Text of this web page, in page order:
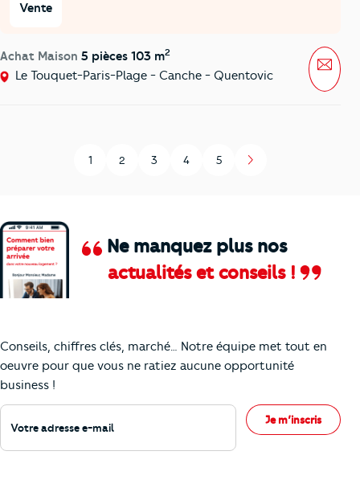
Vente
Achat Maison 5 pièces 103 m2
Le Touquet-Paris-Plage - Canche - Quentovic
Page
1
Page
2
Page
3
Page
4
Page
5
Ne manquez plus nos
actualités et conseils !
Conseils, chiffres clés, marché… Notre équipe met tout en
oeuvre pour que vous ne ratiez aucune opportunité
business !
Votre adresse e-mail
Je m’inscris